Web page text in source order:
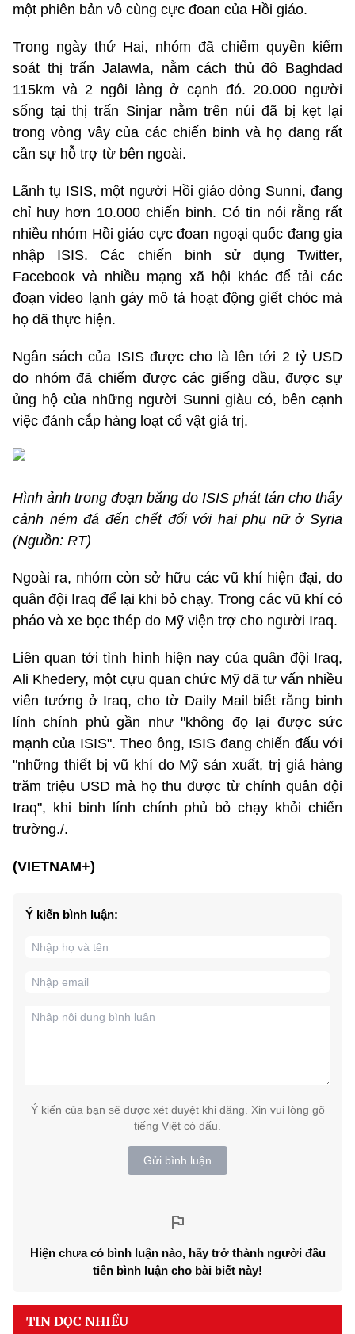
một phiên bản vô cùng cực đoan của Hồi giáo.
Trong ngày thứ Hai, nhóm đã chiếm quyền kiểm
soát thị trấn Jalawla, nằm cách thủ đô Baghdad
115km và 2 ngôi làng ở cạnh đó. 20.000 người
sống tại thị trấn Sinjar nằm trên núi đã bị kẹt lại
trong vòng vây của các chiến binh và họ đang rất
cần sự hỗ trợ từ bên ngoài.
Lãnh tụ ISIS, một người Hồi giáo dòng Sunni, đang
chỉ huy hơn 10.000 chiến binh. Có tin nói rằng rất
nhiều nhóm Hồi giáo cực đoan ngoại quốc đang gia
nhập ISIS. Các chiến binh sử dụng Twitter,
Facebook và nhiều mạng xã hội khác để tải các
đoạn video lạnh gáy mô tả hoạt động giết chóc mà
họ đã thực hiện.
Ngân sách của ISIS được cho là lên tới 2 tỷ USD
do nhóm đã chiếm được các giếng dầu, được sự
ủng hộ của những người Sunni giàu có, bên cạnh
việc đánh cắp hàng loạt cổ vật giá trị.
Hình ảnh trong đoạn băng do ISIS phát tán cho thấy
cảnh ném đá đến chết đối với hai phụ nữ ở Syria
(Nguồn: RT)
Ngoài ra, nhóm còn sở hữu các vũ khí hiện đại, do
quân đội Iraq để lại khi bỏ chạy. Trong các vũ khí có
pháo và xe bọc thép do Mỹ viện trợ cho người Iraq.
Liên quan tới tình hình hiện nay của quân đội Iraq,
Ali Khedery, một cựu quan chức Mỹ đã tư vấn nhiều
viên tướng ở Iraq, cho tờ Daily Mail biết rằng binh
lính chính phủ gần như "không đọ lại được sức
mạnh của ISIS". Theo ông, ISIS đang chiến đấu với
"những thiết bị vũ khí do Mỹ sản xuất, trị giá hàng
trăm triệu USD mà họ thu được từ chính quân đội
Iraq", khi binh lính chính phủ bỏ chạy khỏi chiến
trường./.
(VIETNAM+)
Ý kiến bình luận:
Ý kiến của bạn sẽ được xét duyệt khi đăng. Xin vui lòng gõ
tiếng Việt có dấu.
Gửi bình luận
Hiện chưa có bình luận nào, hãy trở thành người đầu
tiên bình luận cho bài biết này!
TIN ĐỌC NHIỀU